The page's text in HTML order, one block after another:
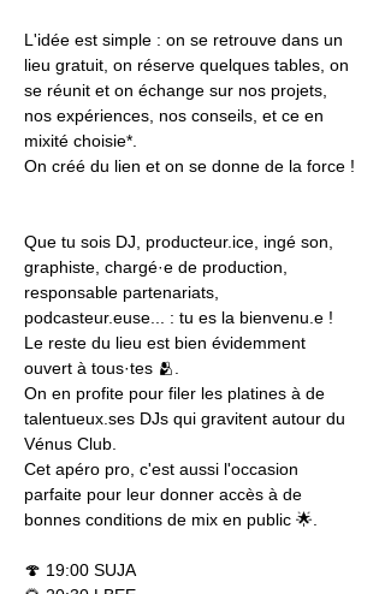
L'idée est simple : on se retrouve dans un
lieu gratuit, on réserve quelques tables, on
se réunit et on échange sur nos projets,
nos expériences, nos conseils, et ce en
mixité choisie*.
On créé du lien et on se donne de la force !
Que tu sois DJ, producteur.ice, ingé son,
graphiste, chargé·e de production,
responsable partenariats,
podcasteur.euse... : tu es la bienvenu.e !
Le reste du lieu est bien évidemment
ouvert à tous·tes 🫂.
On en profite pour filer les platines à de
talentueux.ses DJs qui gravitent autour du
Vénus Club.
Cet apéro pro, c'est aussi l'occasion
parfaite pour leur donner accès à de
bonnes conditions de mix en public 🌟.
🍄 19:00 SUJA